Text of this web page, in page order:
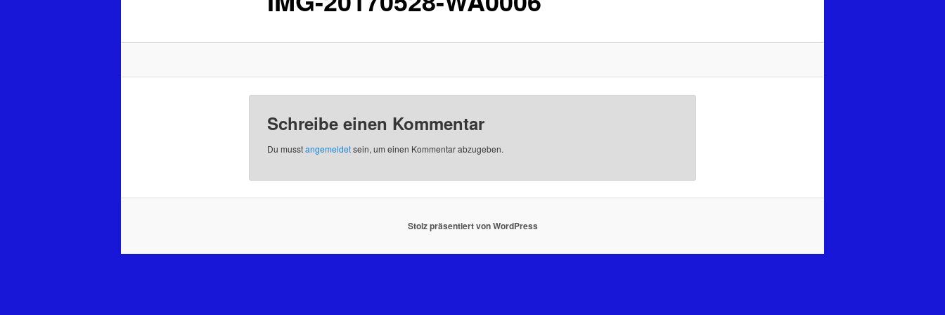
Schreibe einen Kommentar
Du musstangemeldetsein, um einen Kommentar abzugeben.
Stolz präsentiert von WordPress